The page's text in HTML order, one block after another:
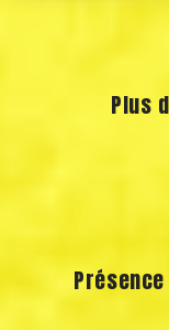
Plus